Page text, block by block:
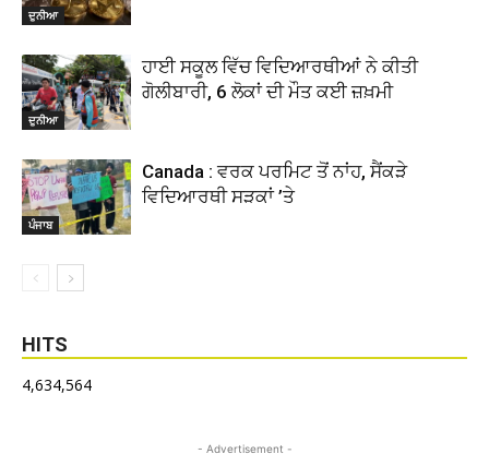
ਦੁਨੀਆ
ਦੁਨੀਆ
ਹਾਈ ਸਕੂਲ ਵਿੱਚ ਵਿਦਿਆਰਥੀਆਂ ਨੇ ਕੀਤੀ
ਗੋਲੀਬਾਰੀ, 6 ਲੋਕਾਂ ਦੀ ਮੌਤ ਕਈ ਜ਼ਖ਼ਮੀ
ਪੰਜਾਬ
Canada : ਵਰਕ ਪਰਮਿਟ ਤੋਂ ਨਾਂਹ, ਸੈਂਕੜੇ
ਵਿਦਿਆਰਥੀ ਸੜਕਾਂ ’ਤੇ
HITS
4,634,564
- Advertisement -